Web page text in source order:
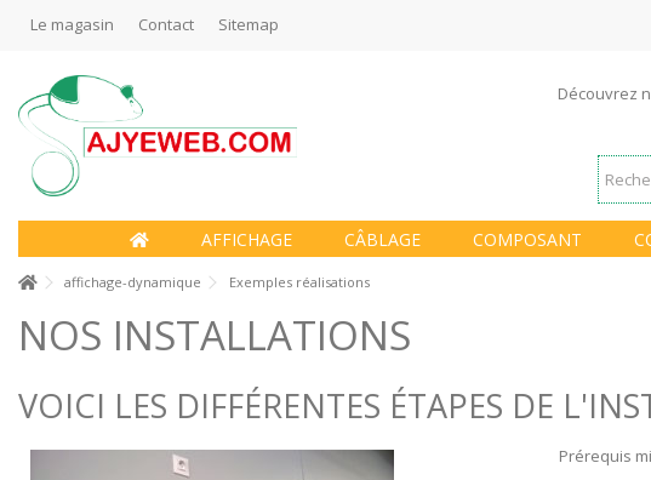
Le magasin Contact Sitemap
Découvrez
AFFICHAGE CÂBLAGE COMPOSANT
affichage-dynamique Exemples réalisations
NOS INSTALLATIONS
VOICI LES DIFFÉRENTES ÉTAPES DE
Prérequis